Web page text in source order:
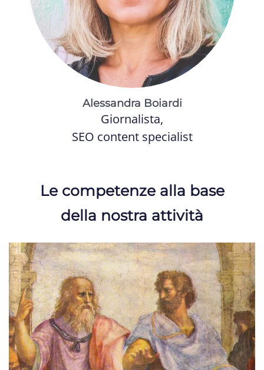
Alessandra Boiardi
Giornalista,
SEO content specialist
Le competenze alla base
della nostra attività